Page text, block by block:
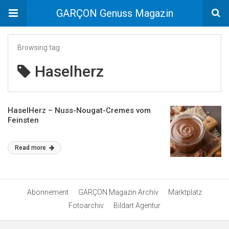
GARÇON Genuss Magazin
Browsing tag
Haselherz
HaselHerz – Nuss-Nougat-Cremes vom
Feinsten
Read more
Abonnement GARÇON Magazin Archiv
Marktplatz
Fotoarchiv
Bildart Agentur